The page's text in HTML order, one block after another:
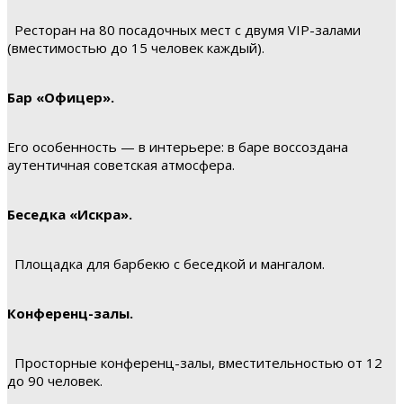
Ресторан на 80 посадочных мест с двумя VIP-залами
(вместимостью до 15 человек каждый).
Бар «Офицер».
Его особенность — в интерьере: в баре воссоздана
аутентичная советская атмосфера.
Беседка «Искра».
Площадка для барбекю с беседкой и мангалом.
Конференц-залы.
Просторные конференц-залы, вместительностью от 12
до 90 человек.